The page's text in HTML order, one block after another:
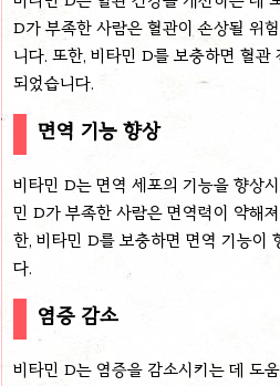
D가 부족한 사람은 혈관이 손상될 위
니다. 또한, 비타민 D를 보충하면 혈
되었습니다.
면역 기능 향상
비타민 D는 면역 세포의 기능을 향상
민 D가 부족한 사람은 면역력이 약해
한, 비타민 D를 보충하면 면역 기능이
다.
염증 감소
비타민 D는 염증을 감소시키는 데 도